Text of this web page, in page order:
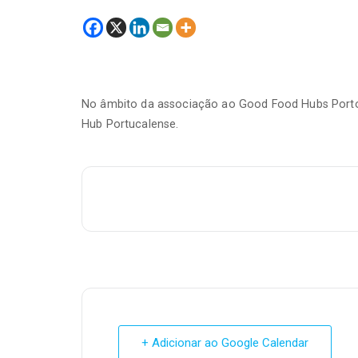
No âmbito da associação ao Good Food Hubs
Hub Portucalense.
+ Adicionar ao Google Calendar